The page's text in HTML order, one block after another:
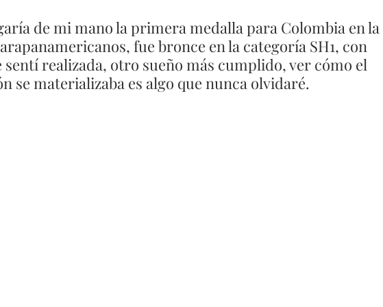
de mi mano la primera medalla para Colombia en la
fue bronce en la categoría SH1, con
sentí realizada, otro sueño más cumplido, ver cómo el
se materializaba es algo que nunca olvidaré.